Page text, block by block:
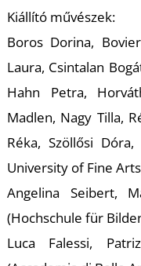
Kiállító művészek:
Boros Dorina,
Laura, Csintalan
Hahn Petra,
Madlen, Nagy Tilla,
Réka, Szöllősi
University of Fine
Angelina Seibert,
(Hochschule für
Luca Falessi,